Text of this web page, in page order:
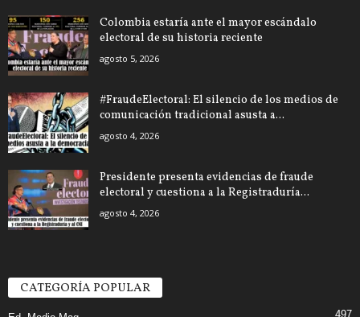
Colombia estaría ante el mayor escándalo
electoral de su historia reciente
agosto 5, 2026
#FraudeElectoral: El silencio de los medios de
comunicación tradicional asusta a...
agosto 4, 2026
Presidente presenta evidencias de fraude
electoral y cuestiona a la Registraduría...
agosto 4, 2026
CATEGORÍA POPULAR
497